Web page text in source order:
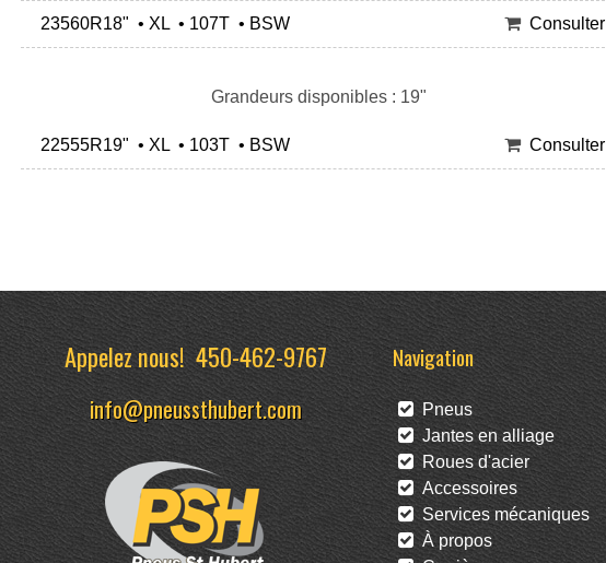
23560R18" • XL • 107T • BSW Consulter
Grandeurs disponibles : 19"
22555R19" • XL • 103T • BSW Consulter
Appelez nous!450-462-9767
info@pneussthubert.com
Navigation
Pneus
Jantes en alliage
Roues d'acier
Accessoires
Services mécaniques
À propos